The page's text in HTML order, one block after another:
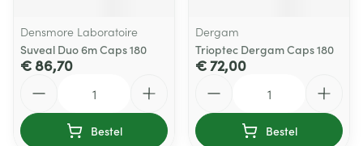
Densmore Laboratoire
Suveal Duo 6m Caps 180
€ 86,70
Bestel
Dergam
Trioptec Dergam Caps 180
€ 72,00
Bestel